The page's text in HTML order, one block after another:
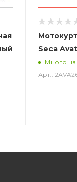
Seca
Много на
Арт.: